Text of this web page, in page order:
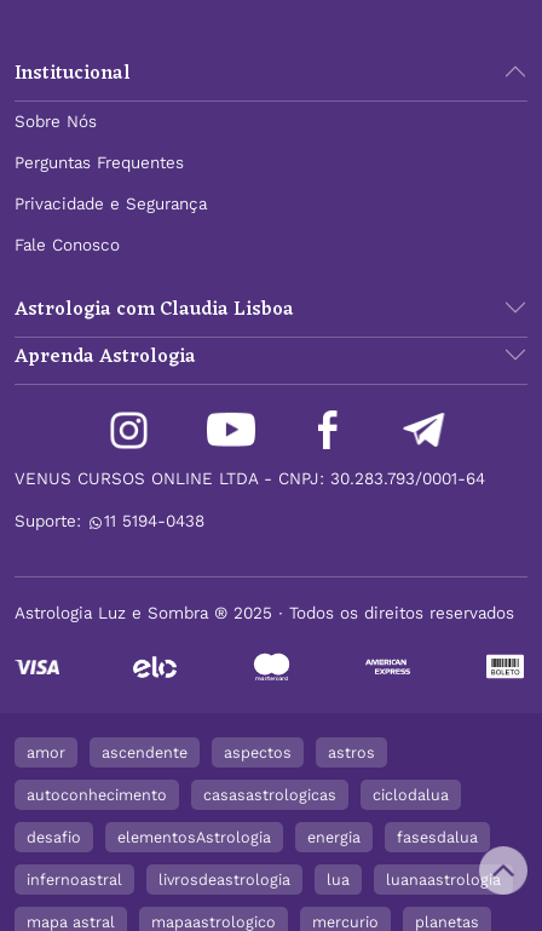
Institucional
Sobre Nós
Perguntas Frequentes
Privacidade e Segurança
Fale Conosco
Astrologia com Claudia Lisboa
Aprenda Astrologia
VENUS CURSOS ONLINE LTDA - CNPJ: 30.283.793/0001-64
Suporte: 11 5194-0438
Astrologia Luz e Sombra ® 2025 ∙ Todos os direitos reservados
amor ascendente aspectos astros
autoconhecimento casasastrologicas ciclodalua
desafio elementosAstrologia energia fasesdalua
infernoastral livrosdeastrologia lua luanaastrologia
mapa astral mapaastrologico mercurio planetas